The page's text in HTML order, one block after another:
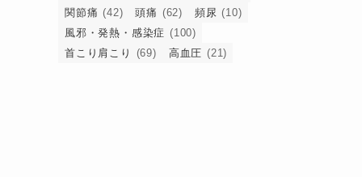
関節痛 (42) 頭痛 (62) 頻尿 (10)
風邪・発熱・感染症 (100)
首こり肩こり
(69) 高血圧 (21)